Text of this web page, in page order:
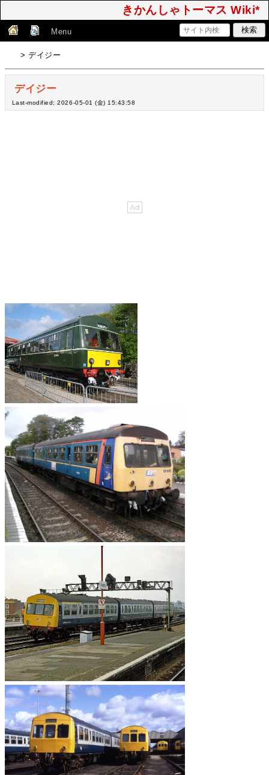
きかんしゃトーマス Wiki*
Menu
> デイジー
デイジー
Last-modified: 2026-05-01 (金) 15:43:58